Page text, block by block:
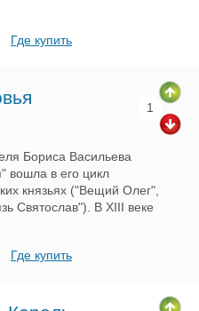
Где купить
1
Бориса Васильева
вошла в его цикл
князьях ("Вещий Олег",
Святослав"). В XIII веке
Где купить